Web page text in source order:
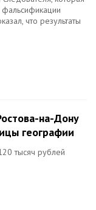
что результаты
на-Дону
географии
тысяч рублей